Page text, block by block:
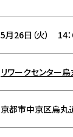
5月26日（火） 14
リワークセンター烏
京都市中京区烏丸